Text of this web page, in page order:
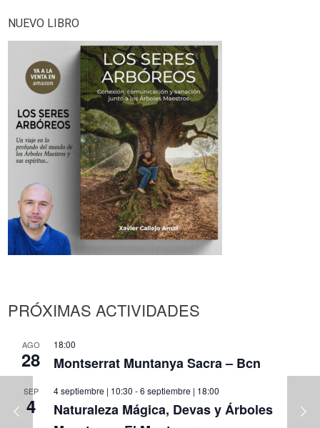
NUEVO LIBRO
PRÓXIMAS ACTIVIDADES
AGO
28
18:00
Montserrat Muntanya Sacra – Bcn
SEP
4
4 septiembre | 10:30 -6 septiembre | 18:00
Naturaleza Mágica, Devas y Árboles